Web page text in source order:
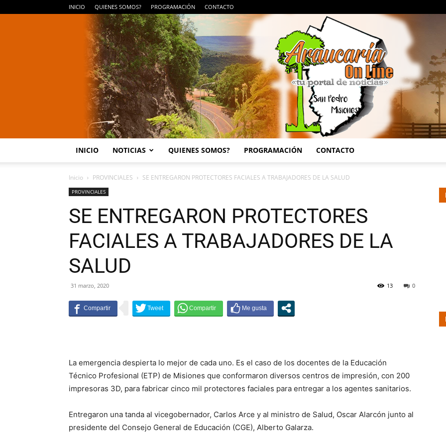
INICIO QUIENES SOMOS? PROGRAMACIÓN CONTACTO
On
INICIO NOTICIAS QUIENES SOMOS? PROGRAMACIÓN CONTACTO
Inicio PROVINCIALES SE ENTREGARON PROTECTORES FACIALES A TRABAJADORES DE LA SALUD
PROVINCIALES
SE ENTREGARON PROTECTORES
FACIALES A TRABAJADORES DE LA
SALUD
31 marzo, 2020 0
13
La emergencia despierta lo mejor de cada uno. Es el caso de los docentes de la Educación
Técnico Profesional (ETP) de Misiones que conformaron diversos centros de impresión, con 200
impresoras 3D, para fabricar cinco mil protectores faciales para entregar a los agentes sanitarios.
Entregaron una tanda al vicegobernador, Carlos Arce y al ministro de Salud, Oscar Alarcón junto al
presidente del Consejo General de Educación (CGE), Alberto Galarza.